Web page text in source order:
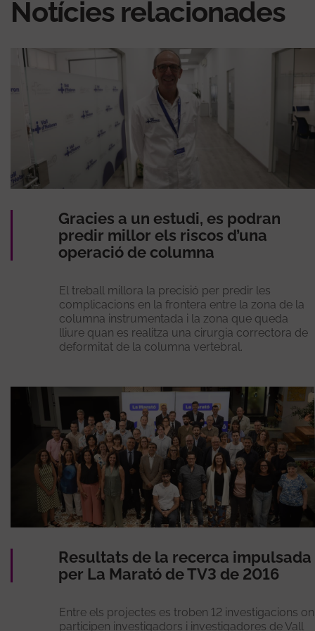
Notícies relacionades
Gracies a un estudi, es podran
predir millor els riscos d’una
operació de columna
El treball millora la precisió per predir les
complicacions en la frontera entre la zona de la
columna instrumentada i la zona que queda
lliure quan es realitza una cirurgia correctora de
deformitat de la columna vertebral.
Resultats de la recerca impulsada
per La Marató de TV3 de 2016
Entre els projectes es troben 12 investigacions on
participen investigadors i investigadores de Vall